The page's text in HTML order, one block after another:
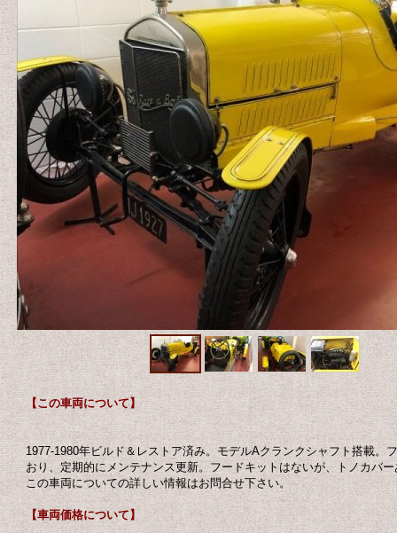
【この車両について】
1977-1980年ビルド＆レストア済み。モデルAクランクシャフト搭載
おり、定期的にメンテナンス更新。フードキットはないが、トノカバ
この車両についての詳しい情報はお問合せ下さい。
【車両価格について】